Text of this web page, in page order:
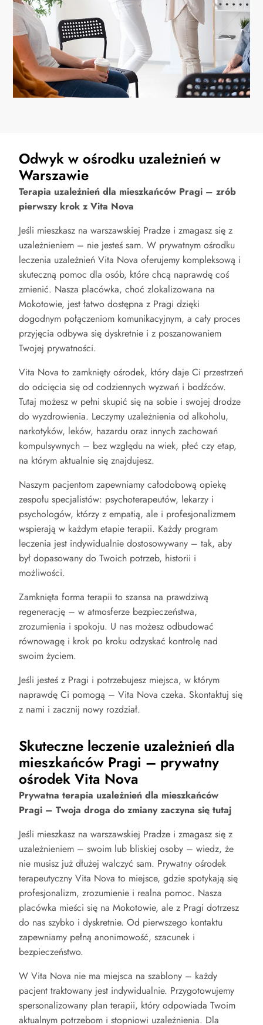
Odwyk w ośrodku uzależnień w
Warszawie
Terapia uzależnień dla mieszkańców Pragi – zrób
pierwszy krok z Vita Nova
Jeśli mieszkasz na warszawskiej Pradze i zmagasz się z
uzależnieniem – nie jesteś sam. W prywatnym ośrodku
leczenia uzależnień Vita Nova oferujemy kompleksową i
skuteczną pomoc dla osób, które chcą naprawdę coś
zmienić. Nasza placówka, choć zlokalizowana na
Mokotowie, jest łatwo dostępna z Pragi dzięki
dogodnym połączeniom komunikacyjnym, a cały proces
przyjęcia odbywa się dyskretnie i z poszanowaniem
Twojej prywatności.
Vita Nova to zamknięty ośrodek, który daje Ci przestrzeń
do odcięcia się od codziennych wyzwań i bodźców.
Tutaj możesz w pełni skupić się na sobie i swojej drodze
do wyzdrowienia. Leczymy uzależnienia od alkoholu,
narkotyków, leków, hazardu oraz innych zachowań
kompulsywnych – bez względu na wiek, płeć czy etap,
na którym aktualnie się znajdujesz.
Naszym pacjentom zapewniamy całodobową opiekę
zespołu specjalistów: psychoterapeutów, lekarzy i
psychologów, którzy z empatią, ale i profesjonalizmem
wspierają w każdym etapie terapii. Każdy program
leczenia jest indywidualnie dostosowywany – tak, aby
był dopasowany do Twoich potrzeb, historii i
możliwości.
Zamknięta forma terapii to szansa na prawdziwą
regenerację – w atmosferze bezpieczeństwa,
zrozumienia i spokoju. U nas możesz odbudować
równowagę i krok po kroku odzyskać kontrolę nad
swoim życiem.
Jeśli jesteś z Pragi i potrzebujesz miejsca, w którym
naprawdę Ci pomogą – Vita Nova czeka. Skontaktuj się
z nami i zacznij nowy rozdział.
Skuteczne leczenie uzależnień dla
mieszkańców Pragi – prywatny
ośrodek Vita Nova
Prywatna terapia uzależnień dla mieszkańców
Pragi – Twoja droga do zmiany zaczyna się tutaj
Jeśli mieszkasz na warszawskiej Pradze i zmagasz się z
uzależnieniem – swoim lub bliskiej osoby – wiedz, że
nie musisz już dłużej walczyć sam. Prywatny ośrodek
terapeutyczny Vita Nova to miejsce, gdzie spotykają się
profesjonalizm, zrozumienie i realna pomoc. Nasza
placówka mieści się na Mokotowie, ale z Pragi dotrzesz
do nas szybko i dyskretnie. Od pierwszego kontaktu
zapewniamy pełną anonimowość, szacunek i
bezpieczeństwo.
W Vita Nova nie ma miejsca na szablony – każdy
pacjent traktowany jest indywidualnie. Przygotowujemy
spersonalizowany plan terapii, który odpowiada Twoim
aktualnym potrzebom i stopniowi uzależnienia. Dla